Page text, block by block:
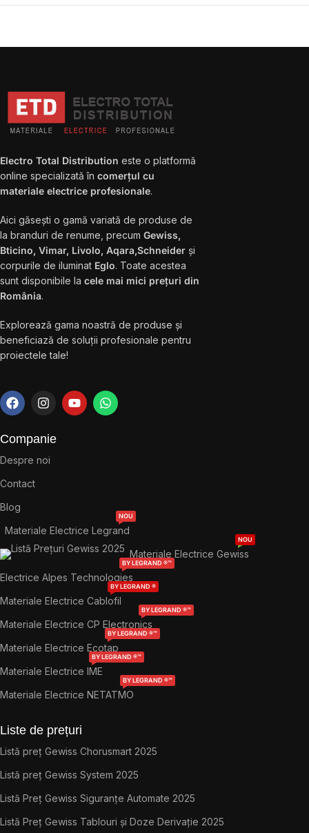
Electro Total Distribution este o platformă
online specializată în comerțul cu
materiale electrice profesionale.
Aici găsești o gamă variată de produse de
la branduri de renume, precum Gewiss,
Bticino, Vimar, Livolo, Aqara,Schneider și
corpurile de iluminat Eglo. Toate acestea
sunt disponibile la cele mai mici prețuri din
România.
Explorează gama noastră de produse și
beneficiază de soluții profesionale pentru
proiectele tale!
Companie
Despre noi
Contact
Blog
Materiale Electrice Legrand
NOU
Materiale Electrice Gewiss
NOU
Electrice Alpes Technologies
BY LEGRAND ®™
Materiale Electrice Cablofil
BY LEGRAND ®
Materiale Electrice CP Electronics
BY LEGRAND ®™
Materiale Electrice Ecotap
BY LEGRAND ®™
Materiale Electrice IME
BY LEGRAND ®™
Materiale Electrice NETATMO
BY LEGRAND ®™
Liste de prețuri
Listă preț Gewiss Chorusmart 2025
Listă preț Gewiss System 2025
Listă Preț Gewiss Siguranțe Automate 2025
Listă Preț Gewiss Tablouri și Doze Derivație 2025